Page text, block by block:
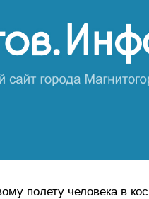
полету человека в